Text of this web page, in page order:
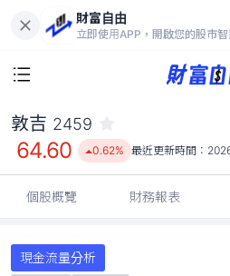
財富自由
立即使用APP，開啟您的股市智
64.60
0.62%
敦吉 2459
64.60 0.62% 最近更新時間：
個股概覽 財務報表
現金流量分析